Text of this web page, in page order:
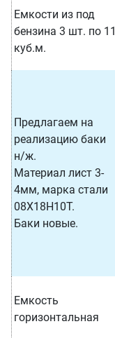
Емкости из под
бензина 3 шт. по 11
куб.м.
Предлагаем на
реализацию баки
н/ж.
Материал лист 3-
4мм, марка стали
08Х18Н10Т.
Баки новые.
Емкость
горизонтальная